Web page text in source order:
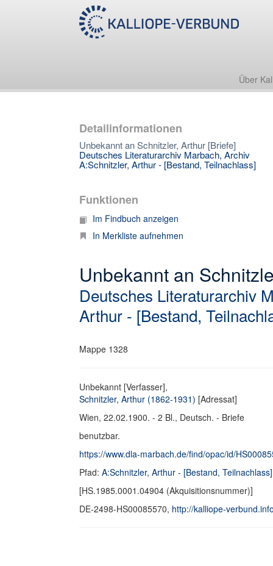
Über
Detailinformationen
Unbekannt an Schnitzler, Arthur [Briefe]
Deutsches Literaturarchiv Marbach, Archiv
A:Schnitzler, Arthur - [Bestand, Teilnachlass]
Funktionen
Im Findbuch anzeigen
In Merkliste aufnehmen
Unbekannt an
Deutsches Literaturarchiv
Arthur - [Bestand,
Mappe 1328
Unbekannt [Verfasser],
Schnitzler, Arthur (1862-1931) [Adressat]
Wien, 22.02.1900. - 2 Bl., Deutsch. - Briefe
benutzbar.
https://www.dla-marbach.de/find/opac/id/
Pfad: A:Schnitzler, Arthur - [Bestand, Teilnachlass]
[HS.1985.0001.04904 (Akquisitionsnummer)]
DE-2498-HS00085570, http://kalliope-